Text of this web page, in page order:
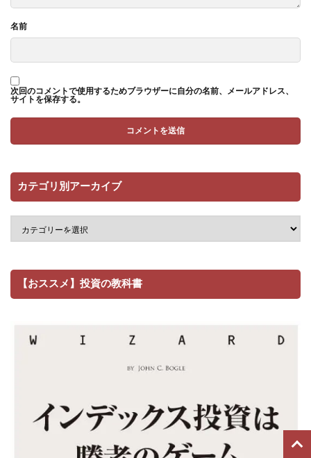
名前
次回のコメントで使用するためブラウザーに自分の名前、メールアドレス、
サイトを保存する。
カテゴリ別アーカイブ
【おススメ】投資の教科書